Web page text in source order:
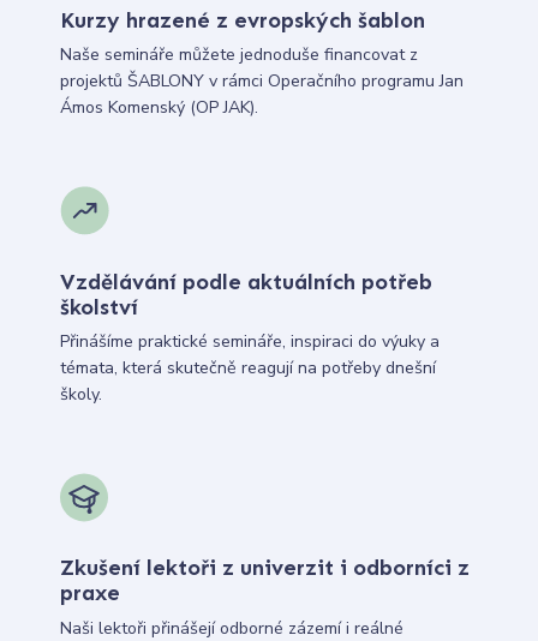
Kurzy hrazené z evropských šablon
Naše semináře můžete jednoduše financovat z
projektů ŠABLONY v rámci Operačního programu Jan
Ámos Komenský (OP JAK).
Vzdělávání podle aktuálních potřeb
školství
Přinášíme praktické semináře, inspiraci do výuky a
témata, která skutečně reagují na potřeby dnešní
školy.
Zkušení lektoři z univerzit i odborníci z
praxe
Naši lektoři přinášejí odborné zázemí i reálné